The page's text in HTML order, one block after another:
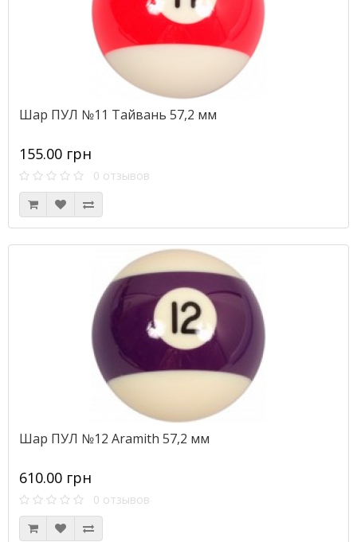
Шар ПУЛ №11 Тайвань 57,2 мм
155.00 грн
0 отзывов
Шар ПУЛ №12 Aramith 57,2 мм
610.00 грн
0 отзывов